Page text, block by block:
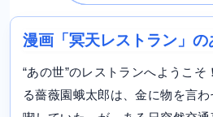
漫画「冥天レストラン」の
“あの世”のレストランへようこそ
る薔薇園蛾太郎は、金に物を言